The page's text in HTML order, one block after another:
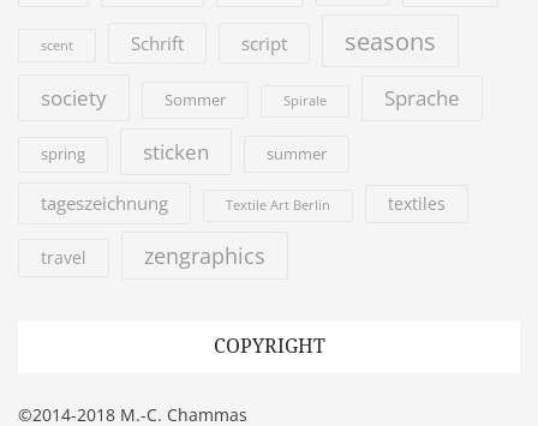
scent Schrift script seasons
society Sommer Spirale Sprache
spring sticken summer
tageszeichnung Textile Art Berlin textiles
travel zengraphics
COPYRIGHT
©2014-2018 M.-C. Chammas